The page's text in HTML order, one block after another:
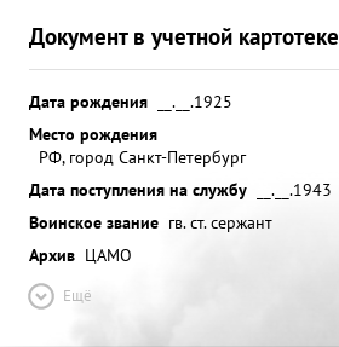
Документ в учетной картотеке
Дата рождения
__.__.1925
Место рождения
РФ, город Санкт-Петербург
Дата поступления на службу
__.__.1943
Воинское звание гв. ст. сержант
Архив ЦАМО
Ещё